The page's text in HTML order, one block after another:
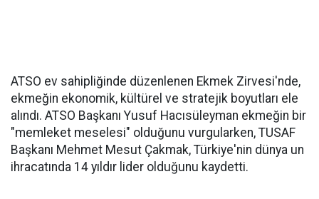
ATSO ev sahipliğinde düzenlenen Ekmek Zirvesi'nde,
ekmeğin ekonomik, kültürel ve stratejik boyutları ele
alındı. ATSO Başkanı Yusuf Hacısüleyman ekmeğin bir
"memleket meselesi" olduğunu vurgularken, TUSAF
Başkanı Mehmet Mesut Çakmak, Türkiye'nin dünya un
ihracatında 14 yıldır lider olduğunu kaydetti.